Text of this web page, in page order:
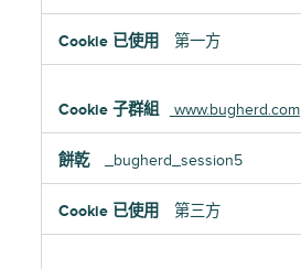
第一方
www.bugherd.com
_bugherd_session5
第三方